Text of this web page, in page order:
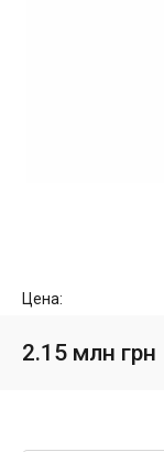
Цена:
2.15 млн грн